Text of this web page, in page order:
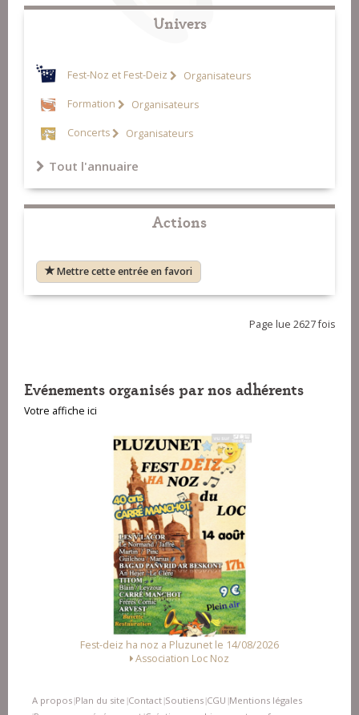
Univers
Fest-Noz et Fest-Deiz Organisateurs
Formation Organisateurs
Concerts Organisateurs
Tout l'annuaire
Actions
Mettre cette entrée en favori
Page lue 2627 fois
Evénements organisés par nos adhérents
Votre affiche ici
Fest-deiz ha noz a Pluzunet le 14/08/2026
Association Loc Noz
A propos Plan du site Contact Soutiens CGU Mentions légales